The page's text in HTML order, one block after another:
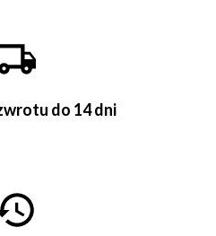
do 14 dni